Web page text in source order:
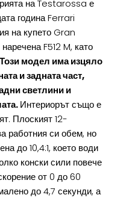
на Testarossa е
година Ferrari
на купето Gran
F512 M, като
Този модел има изцяло
и задната част,
светлини и
Интериорът също е
Плоският 12-
работния си обем, но
до 10,4:1, което води
конски сили повече
от 0 до 60
до 4,7 секунди, а